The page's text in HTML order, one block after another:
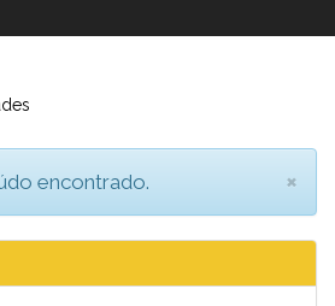
×
encontrado.